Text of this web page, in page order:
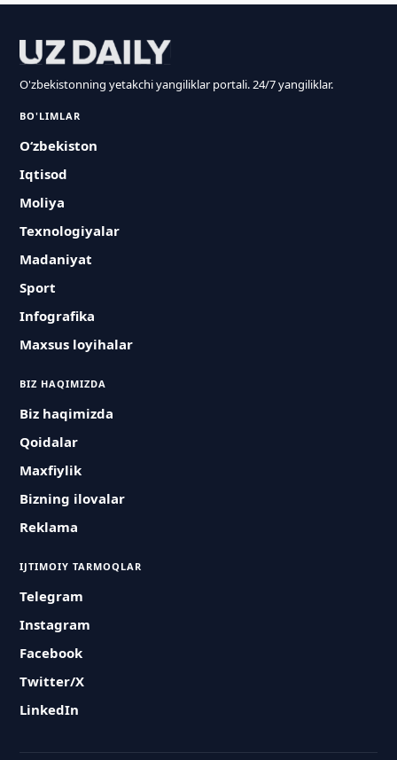
O'zbekistonning yetakchi yangiliklar portali. 24/7 yangiliklar.
BO'LIMLAR
O‘zbekiston
Iqtisod
Moliya
Texnologiyalar
Madaniyat
Sport
Infografika
Maxsus loyihalar
BIZ HAQIMIZDA
Biz haqimizda
Qoidalar
Maxfiylik
Bizning ilovalar
Reklama
IJTIMOIY TARMOQLAR
Telegram
Instagram
Facebook
Twitter/X
LinkedIn